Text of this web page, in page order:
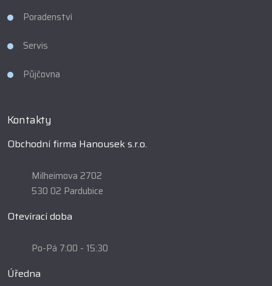
Poradenství
Servis
Půjčovna
Kontakty
Obchodní firma Hanousek s.r.o.
Milheimova 2702
530 02 Pardubice
Otevírací doba
Po-Pá 7:00 - 15:30
Úředna